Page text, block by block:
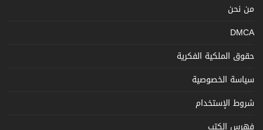
من نحن
DMCA
حقوق الملكية الفكرية
سياسة الخصوصية
شروط الإستخدام
فهرس الكتب